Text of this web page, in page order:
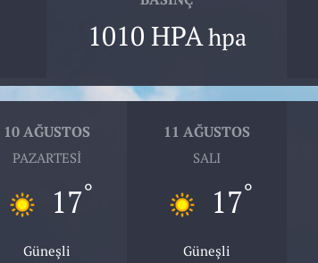
1010 HPAhpa
10 AĞUSTOS
PAZARTESI
17°
Güneşli
11 AĞUSTOS
SALI
17°
Güneşli